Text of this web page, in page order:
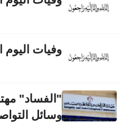
وفيات اليوم
"الفساد"
وسائل